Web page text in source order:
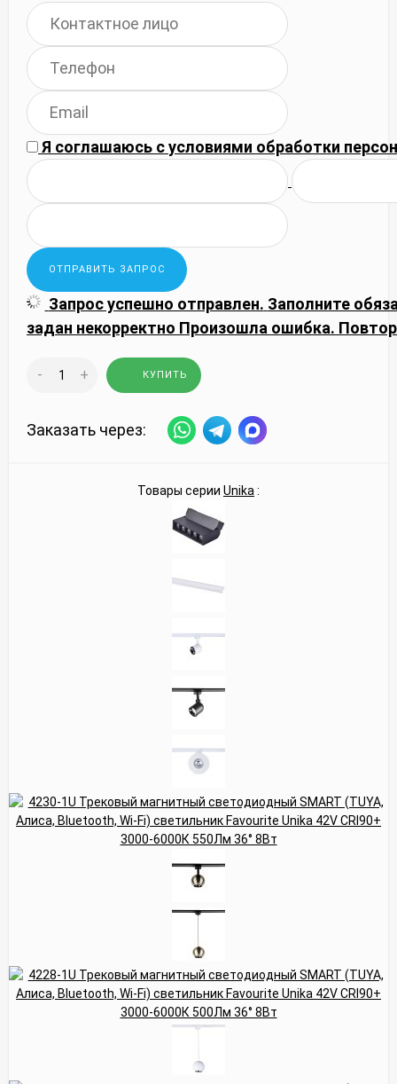
Я соглашаюсь сусловиями обработки
Запрос успешно отправлен. Заполните
задан некорректно Произошла ошибка.
- + КУПИТЬ
Заказать через:
Товары серии Unika :